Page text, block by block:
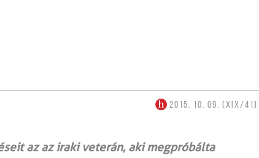
2015. 10. 09. (XIX/41)
az az iraki veterán, aki megpróbálta